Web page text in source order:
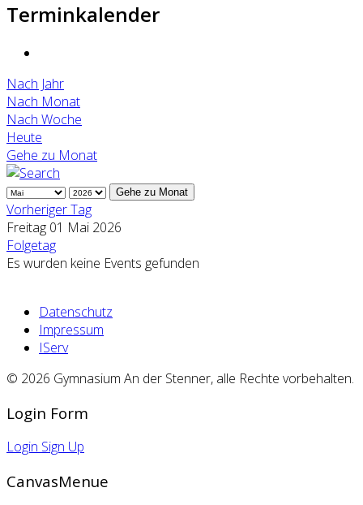
Terminkalender
Nach Jahr
Nach Monat
Nach Woche
Heute
Gehe zu Monat
Gehe zu Monat
Vorheriger Tag
Freitag 01 Mai 2026
Folgetag
Es wurden keine Events gefunden
Datenschutz
Impressum
IServ
© 2026 Gymnasium An der Stenner, alle Rechte vorbehalten.
Login Form
Login Sign Up
CanvasMenue